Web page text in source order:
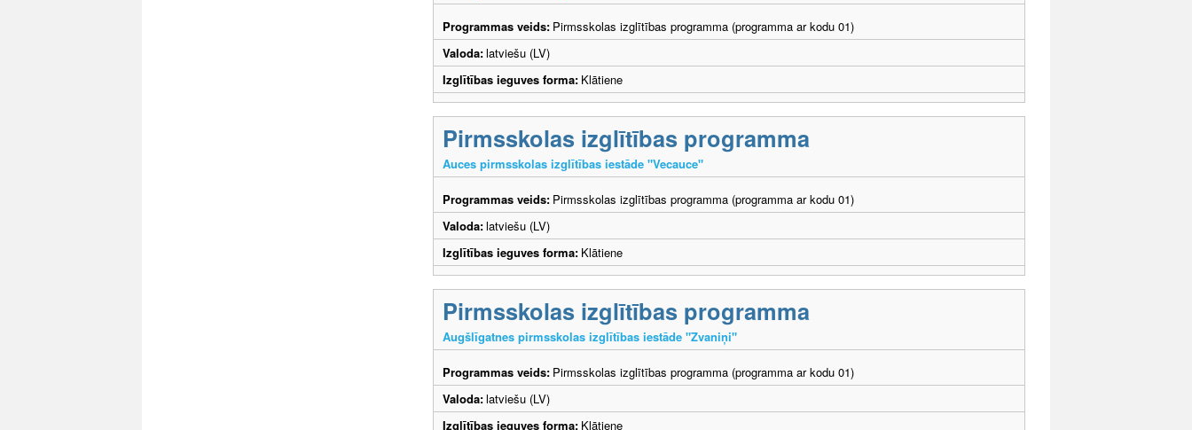
Programmas veids: Pirmsskolas izglītības programma (programma ar kodu 01)
Valoda:latviešu (LV)
Izglītības ieguves forma: Klātiene
Pirmsskolas izglītības programma
Auces pirmsskolas izglītības iestāde "Vecauce"
Programmas veids: Pirmsskolas izglītības programma (programma ar kodu 01)
Valoda:latviešu (LV)
Izglītības ieguves forma: Klātiene
Pirmsskolas izglītības programma
Augšlīgatnes pirmsskolas izglītības iestāde "Zvaniņi"
Programmas veids: Pirmsskolas izglītības programma (programma ar kodu 01)
Valoda:latviešu (LV)
Izglītības ieguves forma: Klātiene